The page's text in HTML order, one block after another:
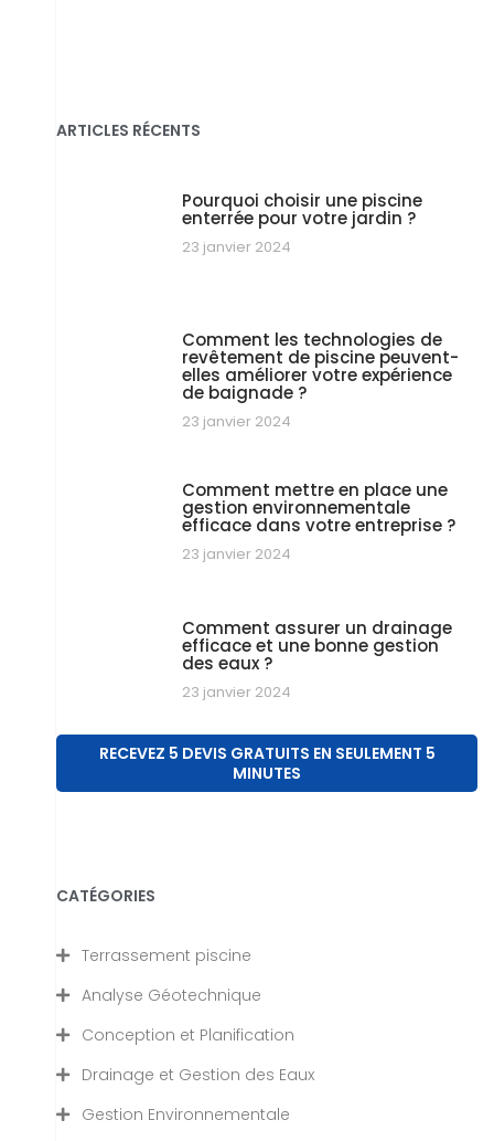
ARTICLES RÉCENTS
Pourquoi choisir une piscine
enterrée pour votre jardin ?
23 janvier 2024
Comment les technologies de
revêtement de piscine peuvent-
elles améliorer votre expérience
de baignade ?
23 janvier 2024
Comment mettre en place une
gestion environnementale
efficace dans votre entreprise ?
23 janvier 2024
Comment assurer un drainage
efficace et une bonne gestion
des eaux ?
23 janvier 2024
RECEVEZ 5 DEVIS GRATUITS EN SEULEMENT 5
MINUTES
CATÉGORIES
Terrassement piscine
Analyse Géotechnique
Conception et Planification
Drainage et Gestion des Eaux
Gestion Environnementale